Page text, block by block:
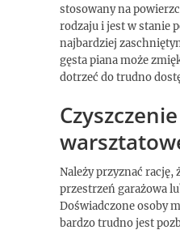
stosowany na
rodzaju i jest w stanie
najbardziej
gęsta piana może
dotrzeć do trudno
Należy przyznać rację,
przestrzeń garażowa
Doświadczone osoby
bardzo trudno jest